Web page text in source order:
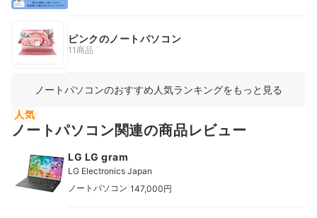
ピンクのノートパソコン
11商品
ノートパソコンのおすすめ人気ランキングをもっと見る
人気
ノートパソコン関連の商品レビュー
LG LG gram
LG Electronics Japan
ノートパソコン 147,000円